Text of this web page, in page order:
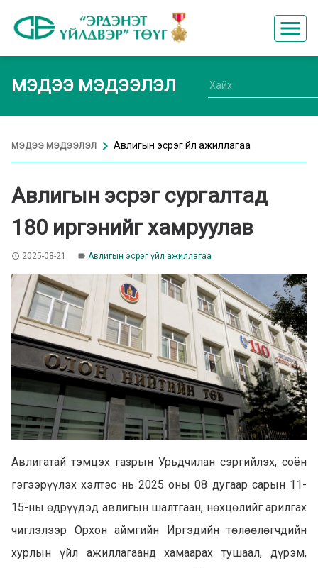
menu
МЭДЭЭ МЭДЭЭЛЭЛ
МЭДЭЭ МЭДЭЭЛЭЛ chevron_right Авлигын эсрэг үйл ажиллагаа
Авлигын эсрэг сургалтад
180 иргэнийг хамруулав
access_time 2025-08-21 label Авлигын эсрэг үйл ажиллагаа
Авлигатай тэмцэх газрын Урьдчилан сэргийлэх, соён
гэгээрүүлэх хэлтэс нь 2025 оны 08 дугаар сарын 11-
15-ны өдрүүдэд авлигын шалтгаан, нөхцөлийг арилгах
чиглэлээр Орхон аймгийн Иргэдийн төлөөлөгчдийн
хурлын үйл ажиллагаанд хамаарах тушаал, дүрэм,